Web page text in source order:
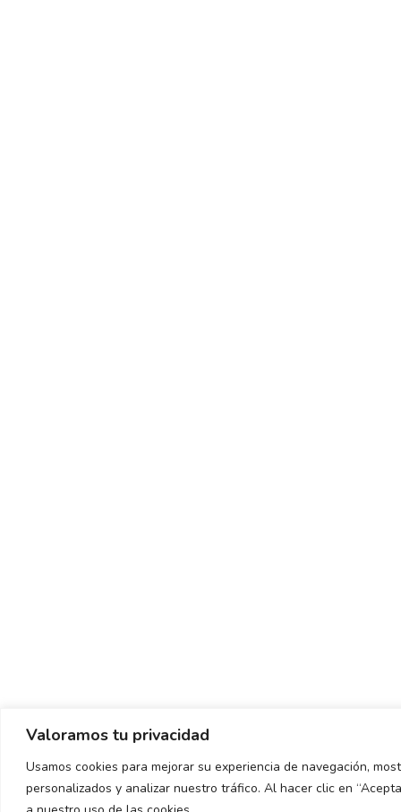
Valoramos tu privacidad
Usamos cookies para mejorar su experiencia de navegación,
personalizados y analizar nuestro tráfico. Al hacer clic en